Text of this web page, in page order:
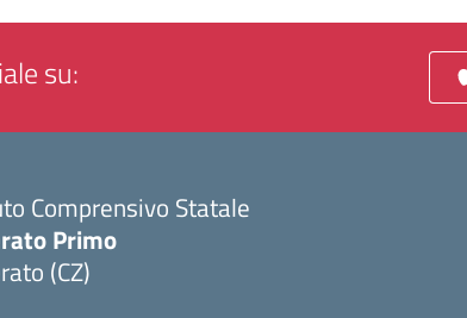
su:
Comprensivo Statale
Primo
(CZ)